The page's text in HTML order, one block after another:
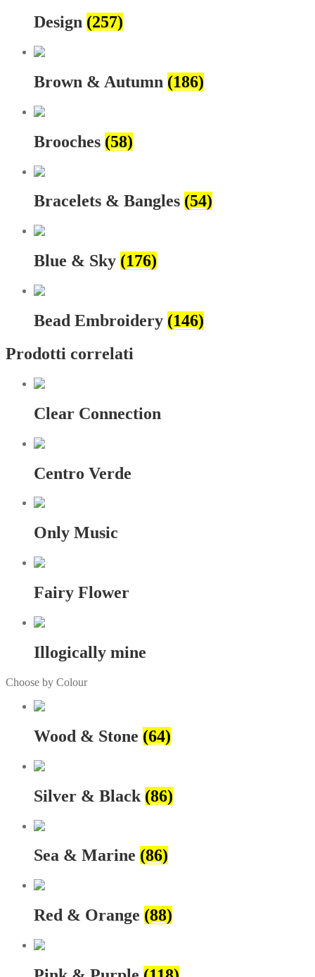
Design (257)
Brown & Autumn (186)
Brooches (58)
Bracelets & Bangles (54)
Blue & Sky (176)
Bead Embroidery (146)
Prodotti correlati
Clear Connection
Centro Verde
Only Music
Fairy Flower
Illogically mine
Choose by Colour
Wood & Stone (64)
Silver & Black (86)
Sea & Marine (86)
Red & Orange (88)